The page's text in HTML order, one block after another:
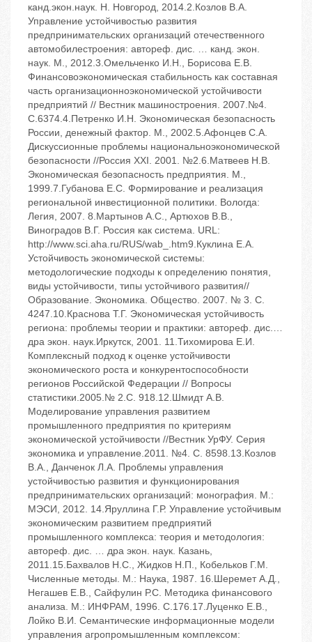
канд.экон.наук. ‬Н. Новгород, 2014.2.Козлов В.А.
Управление устойчивостью развития
предпринимательских организаций отечественного
автомобилестроения: автореф. дис. … канд. экон.
наук. ‬М., 2012.3.Омельченко И.Н., Борисова Е.В.
Финансовоэкономическая стабильность как составная
часть организационноэкономической устойчивости
предприятий // Вестник машиностроения. ‬2007.‬№4.
‬С.63‬74.4.Петренко И.Н. Экономическая безопасность
России, денежный фактор. ‬М., 2002.5.Афонцев С.А.
Дискуссионные проблемы национальноэкономической
безопасности //Россия XXI. ‬2001. ‬№2.6.Матвеев Н.В.
Экономическая безопасность предприятия. ‬М.,
1999.7.Губанова Е.С. Формирование и реализация
региональной инвестиционной политики. ‬Вологда:
Легия, 2007. 8.Мaртынов A.С., Артюхов В.В.,
Виноградов В.Г. Россия как система. ‬URL:
http://www.sci.aha.ru/RUS/wab_.htm9.Куклина Е.А.
Устойчивость экономической системы:
методологические подходы к определению понятия,
виды устойчивости, типы устойчивого развития//
Образование. Экономика. Общество. ‬2007. ‬№ 3. ‬С.
42‬47.10.Краснова Т.Г. Экономическая устойчивость
региона: проблемы теории и практики: автореф. дис.…
дра экон. наук.‬Иркутск, 2001. 11.Тихомирова Е.И.
Комплексный подход к оценке устойчивости
экономического роста и конкурентоспособности
регионов Российской Федерации // Вопросы
статистики.‬2005.‬№ 2.‬С. 9‬18.12.Шмидт А.В.
Моделирование управления развитием
промышленного предприятия по критериям
экономической устойчивости //Вестник УрФУ. Серия
экономика и управление.‬2011. ‬№4. ‬С. 85‬98.13.Козлов
В.А., Данченок Л.А. Проблемы управления
устойчивостью развития и функционирования
предпринимательских организаций: монография. ‬М.:
МЭСИ, 2012. 14.Яруллина Г.Р. Управление устойчивым
экономическим развитием предприятий
промышленного комплекса: теория и методология:
автореф. дис. … дра экон. наук. ‬Казань,
2011.15.Бахвалов Н.С., Жидков Н.П., Кобельков Г.М.
Численные методы. ‬М.: Наука, 1987. 16.Шеремет А.Д.,
Негашев Е.В., Сайфулин Р.С. Методика финансового
анализа. ‬М.: ИНФРАМ, 1996. ‬С.176.17.Луценко Е.В.,
Лойко В.И. Семантические информационные модели
управления агропромышленным комплексом: